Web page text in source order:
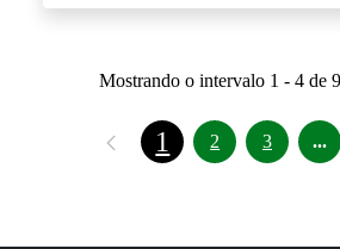
Mostrando o intervalo 1 - 4 de
1 2 3 ...